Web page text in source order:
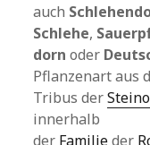
auch
Schlehe,
dorn oder
Pflanzenart aus
Tribus der
innerhalb
der Familieder